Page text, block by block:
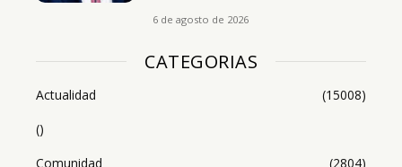
6 de agosto de 2026
CATEGORIAS
Actualidad
(15008)
()
Comunidad
(2804)